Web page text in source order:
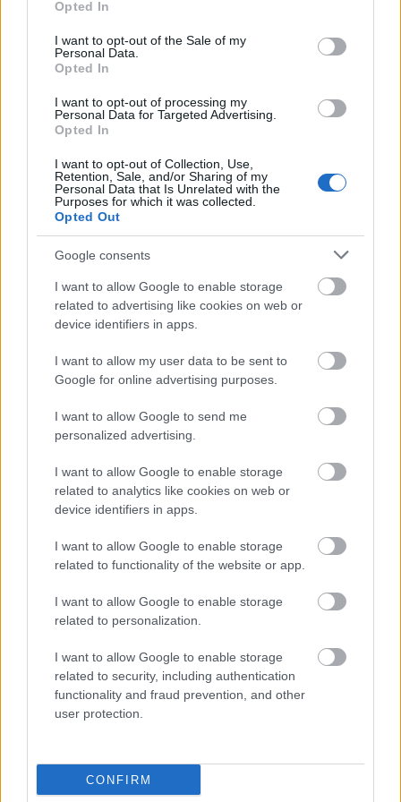
use your data for below specified purposes in below Google
consent section.
Opted In
I want to opt-out of the Sale of my
Personal Data.
Opted In
I want to opt-out of processing my
Personal Data for Targeted Advertising.
Opted In
I want to opt-out of Collection, Use,
Retention, Sale, and/or Sharing of my
Personal Data that Is Unrelated with the
Purposes for which it was collected.
Opted Out
Google consents
I want to allow Google to enable storage
related to advertising like cookies on web or
device identifiers in apps.
I want to allow my user data to be sent to
Google for online advertising purposes.
I want to allow Google to send me
personalized advertising.
I want to allow Google to enable storage
related to analytics like cookies on web or
device identifiers in apps.
I want to allow Google to enable storage
related to functionality of the website or app.
I want to allow Google to enable storage
related to personalization.
I want to allow Google to enable storage
related to security, including authentication
functionality and fraud prevention, and other
user protection.
CONFIRM
Megosztás
Messengeren
Itt állíthatod be, hogy a Google
keresőben könnyebben megtaláld a
glamour.hu cikkeit
FRIZURA
Kövesd a Glamour cikkeit aGoogle hírekben